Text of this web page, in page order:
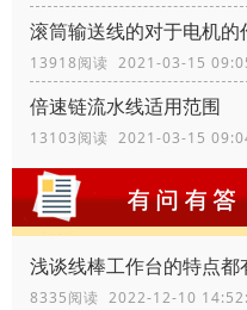
滚筒输送线的对于电机的
13918阅读 2021-03-15
倍速链流水线适用范围
13103阅读 2021-03-15
浅谈线棒工作台的特点都
8335阅读 2022-12-10